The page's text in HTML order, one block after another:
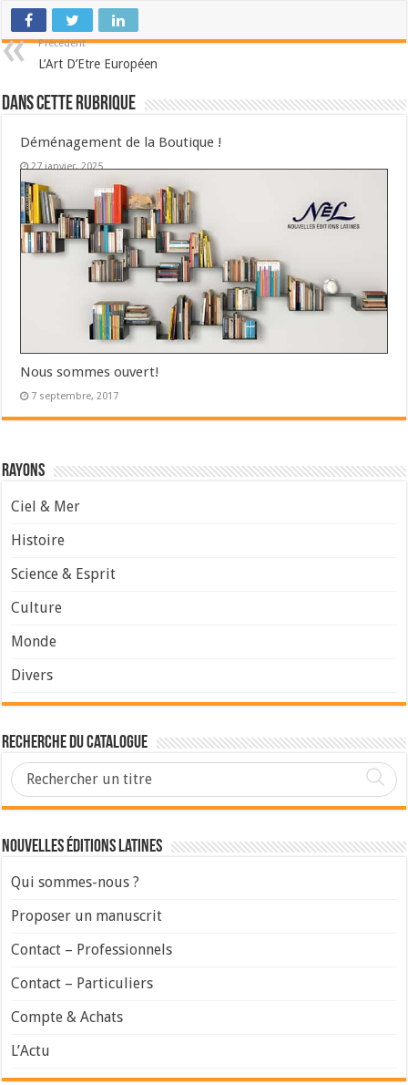
Précédent
L’Art D’Etre Européen
Dans cette Rubrique
Déménagement de la Boutique !
27 janvier, 2025
Nous sommes ouvert!
7 septembre, 2017
Rayons
Ciel & Mer
Histoire
Science & Esprit
Culture
Monde
Divers
Recherche du Catalogue
Nouvelles Éditions Latines
Qui sommes-nous ?
Proposer un manuscrit
Contact – Professionnels
Contact – Particuliers
Compte & Achats
L’Actu